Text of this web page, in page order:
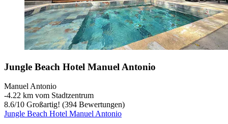
Jungle Beach Hotel Manuel Antonio
Manuel Antonio
‐4.22 km vom Stadtzentrum
8.6/10 Großartig! (394 Bewertungen)
Jungle Beach Hotel Manuel Antonio